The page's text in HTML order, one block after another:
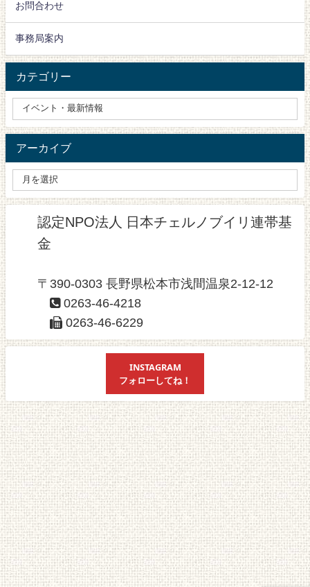
お問合わせ
事務局案内
カテゴリー
アーカイブ
認定NPO法人 日本チェルノブイリ連帯基
金
〒390-0303 長野県松本市浅間温泉2-12-12
0263-46-4218
0263-46-6229
INSTAGRAM
フォローしてね！